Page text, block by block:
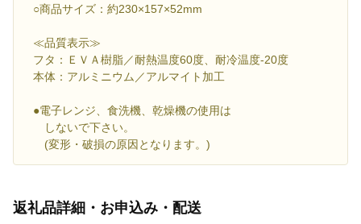
○商品サイズ：約230×157×52mm
≪品質表示≫
フタ：ＥＶＡ樹脂／耐熱温度60度、耐冷温度-20度
本体：アルミニウム／アルマイト加工
●電子レンジ、食洗機、乾燥機の使用は
しないで下さい。
(変形・破損の原因となります。)
返礼品詳細・お申込み・配送